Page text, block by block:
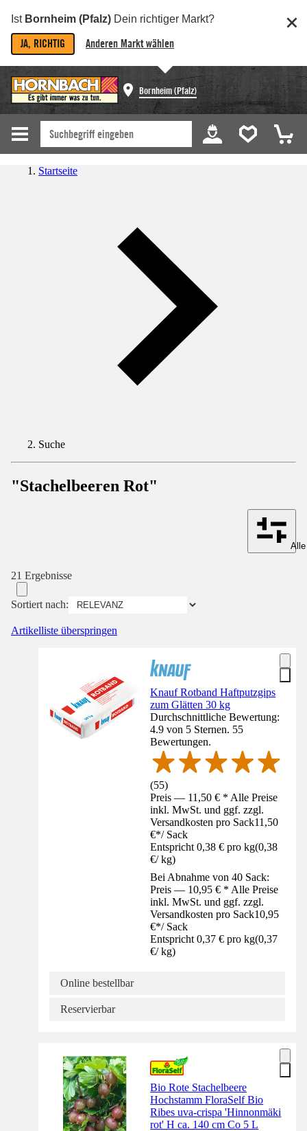
Ist Bornheim (Pfalz) Dein richtiger Markt?
JA, RICHTIG Anderen Markt wählen
Bornheim (Pfalz)
Startseite
Suche
"Stachelbeeren Rot"
21 Ergebnisse
Sortiert nach:
Artikelliste überspringen
Knauf Rotband Haftputzgips
zum Glätten 30 kg
Durchschnittliche Bewertung:
4.9 von 5 Sternen. 55
Bewertungen.
(55)
Preis — 11,50 € * Alle Preise
inkl. MwSt. und ggf. zzgl.
Versandkosten pro Sack11,50
€*/ Sack
Entspricht 0,38 € pro kg(0,38
€/ kg)
Bei Abnahme von 40 Sack:
Preis — 10,95 € * Alle Preise
inkl. MwSt. und ggf. zzgl.
Versandkosten pro Sack10,95
€*/ Sack
Entspricht 0,37 € pro kg(0,37
€/ kg)
Online bestellbar
Reservierbar
Bio Rote Stachelbeere
Hochstamm FloraSelf Bio
Ribes uva-crispa 'Hinnonmäki
rot' H ca. 140 cm Co 5 L